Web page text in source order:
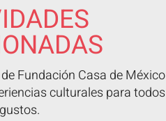
Fundación Casa de México
culturales para todos